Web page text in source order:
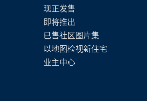
现正发售
即将推出
已售社区图片集
以地图检视新住宅
业主中心